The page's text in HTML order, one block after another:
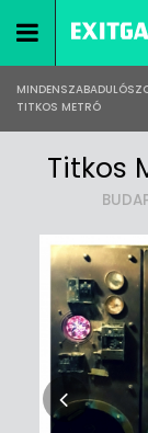
TITKOS METRÓ
Titkos